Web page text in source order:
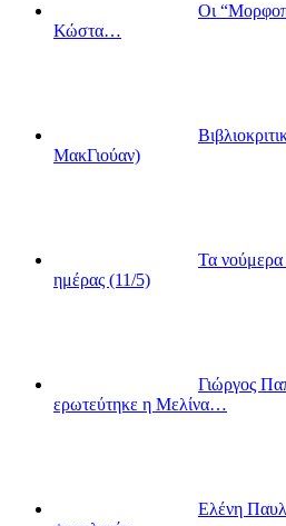
Οι
Κώστα…
ΜακΓιούαν)
Τα νούμερα
ημέρας (11/5)
Γιώργος
ερωτεύτηκε η Μελίνα…
Ελένη